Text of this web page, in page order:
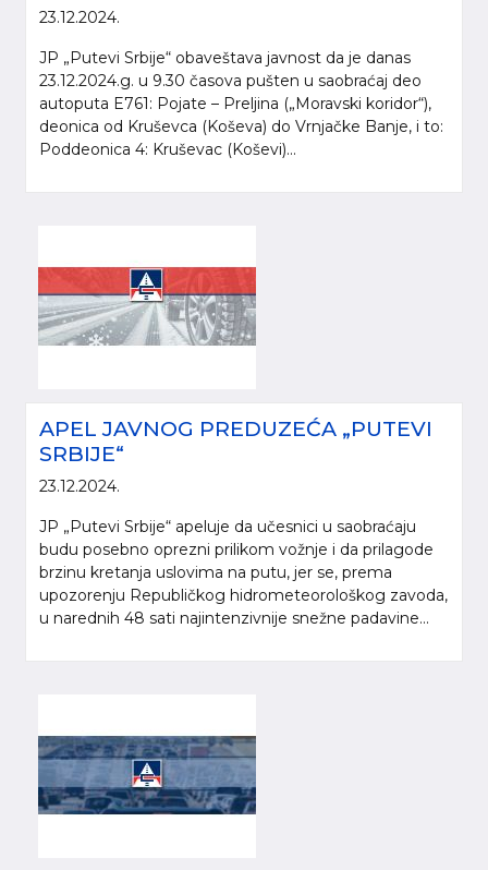
23.12.2024.
JP „Putevi Srbije“ obaveštava javnost da je danas
23.12.2024.g. u 9.30 časova pušten u saobraćaj deo
autoputa E761: Pojate – Preljina („Moravski koridor“),
deonica od Kruševca (Koševa) do Vrnjačke Banje, i to:
Poddeonica 4: Kruševac (Koševi)...
APEL JAVNOG PREDUZEĆA „PUTEVI
SRBIJE“
23.12.2024.
JP „Putevi Srbije“ apeluje da učesnici u saobraćaju
budu posebno oprezni prilikom vožnje i da prilagode
brzinu kretanja uslovima na putu, jer se, prema
upozorenju Republičkog hidrometeorološkog zavoda,
u narednih 48 sati najintenzivnije snežne padavine...